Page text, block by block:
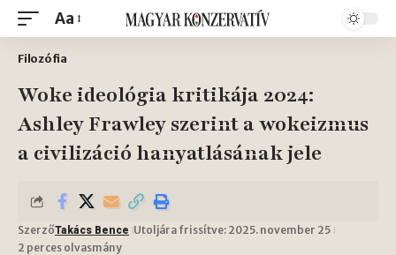
Aa
Filozófia
Woke ideológia kritikája 2024:
Ashley Frawley szerint a wokeizmus
a civilizáció hanyatlásának jele
SzerzőTakács Bence Utoljára frissítve: 2025. november 25
2 perces olvasmány